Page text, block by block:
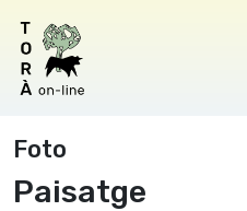
Foto
Paisatge